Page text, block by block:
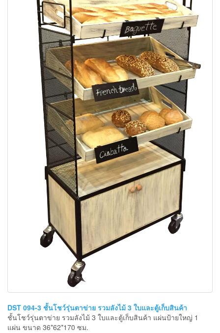
DST 094-3 ชั้นโชว์รุ่นตาข่าย รวมลังไม้ 3 ใบและตู้เก็บสินค้า
ชั้นโชว์รุ่นตาข่าย รวมลังไม้ 3 ใบและตู้เก็บสินค้า แผ่นป้ายใหญ่ 1
แผ่น ขนาด 36*62*170 ซม.